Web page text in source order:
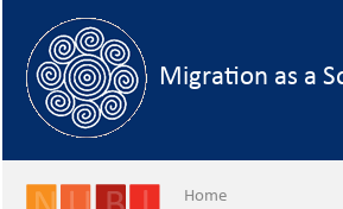
Migration as a
Home